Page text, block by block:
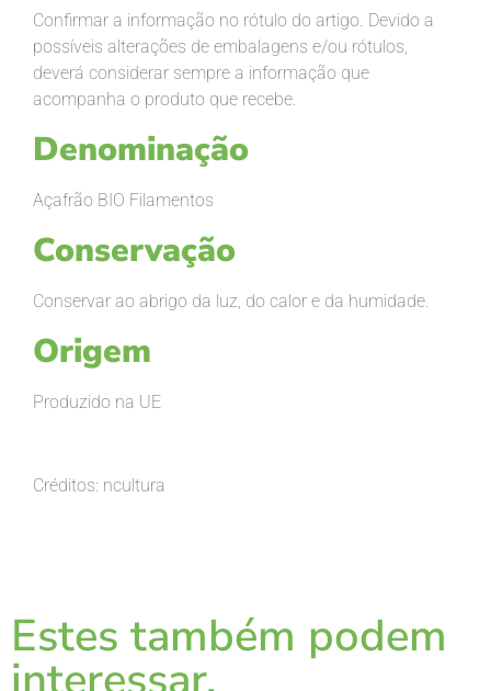
Confirmar a informação no rótulo do artigo. Devido a
possíveis alterações de embalagens e/ou rótulos,
deverá considerar sempre a informação que
acompanha o produto que recebe.
Denominação
Açafrão BIO Filamentos
Conservação
Conservar ao abrigo da luz, do calor e da humidade.
Origem
Produzido na UE
Créditos: ncultura
Estes também podem